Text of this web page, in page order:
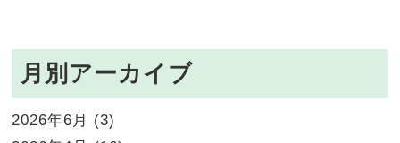
月別アーカイブ
2026年6月
(3)